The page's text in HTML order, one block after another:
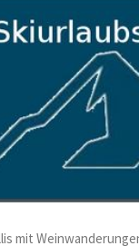
mit